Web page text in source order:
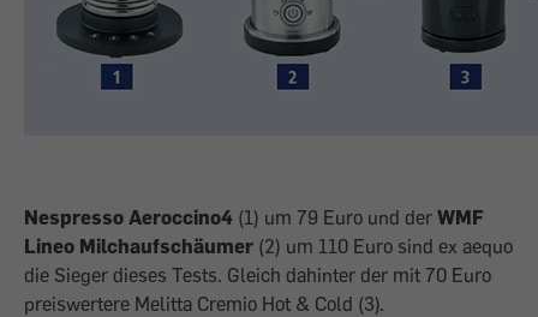
Nespresso Aeroccino4 (1) um 79 Euro und der WMF
Lineo Milchaufschäumer (2) um 110 Euro sind ex aequo
die Sieger dieses Tests. Gleich dahinter der mit 70 Euro
preiswertere Melitta Cremio Hot & Cold (3).